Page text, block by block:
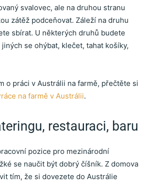
svalovec, ale na druhou stranu
zátěž podceňovat. Záleží na druhu
sbírat. U některých druhů budete
se ohýbat, klečet, tahat košíky,
o práci v Austrálii na farmě, přečtěte si
na farmě v Austrálii.
restauraci, baru
pozice pro mezinárodní
se naučit být dobrý číšník. Z domova
tím, že si dovezete do Austrálie